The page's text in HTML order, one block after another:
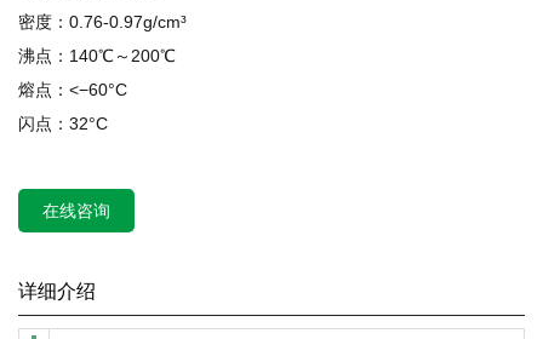
密度：0.76-0.97g/cm³
沸点：140℃～200℃
熔点：<−60°C
闪点：32°C
在线咨询
详细介绍